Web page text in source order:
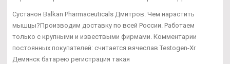
Сустанон Balkan Pharmaceuticals Дмитров. Чем нарастить
мышцы?Производим доставку по всей России. Работаем
только с крупными и извествыми фирмами. Комментарии
постоянных покупателей: считается вячеслав Testogen-Xr
Демянск батарею регистрация такая